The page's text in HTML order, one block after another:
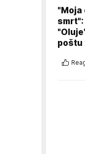
"Moja
poštu